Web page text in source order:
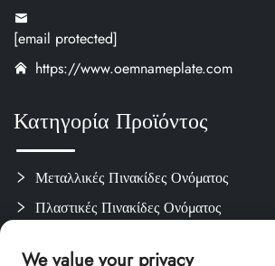
[email protected]
https://www.oemnameplate.com
Κατηγορία Προϊόντος
Μεταλλικές Πινακίδες Ονόματος
Πλαστικές Πινακίδες Ονόματος
We value your privacy